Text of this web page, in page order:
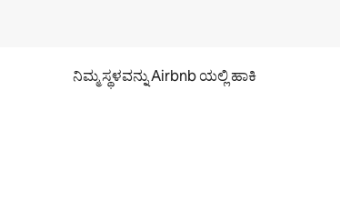
ನಿಮ್ಮ ಸ್ಥಳವನ್ನು Airbnb ಯಲ್ಲಿ ಹಾಕಿ